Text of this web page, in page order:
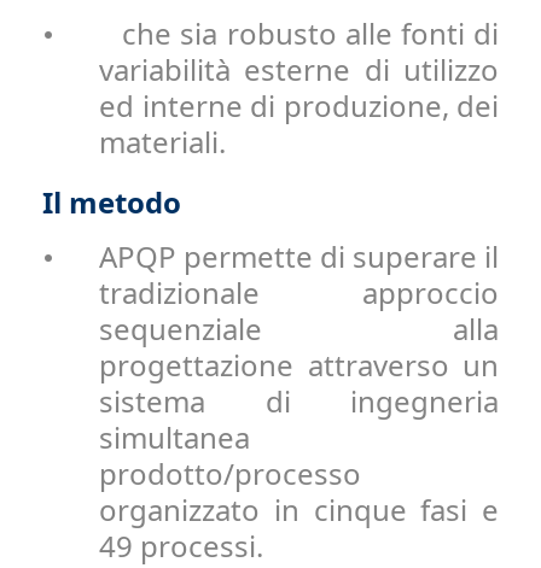
•
che sia robusto alle fonti di
variabilità esterne di utilizzo
ed interne di produzione, dei
materiali.
Il metodo
•
APQP permette di superare il
tradizionale approccio
sequenziale alla
progettazione attraverso un
sistema di ingegneria
simultanea
prodotto/processo
organizzato in cinque fasi e
49 processi.